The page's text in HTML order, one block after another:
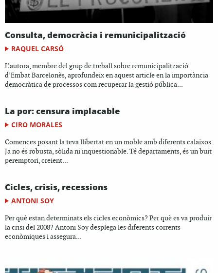
Consulta, democràcia i remunicipalització
RAQUEL CARSÓ
L’autora, membre del grup de treball sobre remunicipalització
d’Embat Barcelonès, aprofundeix en aquest article en la importància
democràtica de processos com recuperar la gestió pública...
La por: censura implacable
CIRO MORALES
Comences posant la teva llibertat en un moble amb diferents calaixos.
Ja no és robusta, sòlida ni inqüestionable. Té departaments, és un buit
peremptori, creient...
Cicles, crisis, recessions
ANTONI SOY
Per què estan determinats els cicles econòmics? Per què es va produir
la crisi del 2008? Antoni Soy desplega les diferents corrents
econòmiques i assegura...